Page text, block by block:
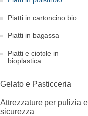
Piatti in cartoncino bio
Piatti in bagassa
Piatti e ciotole in
bioplastica
Gelato e Pasticceria
Attrezzature per pulizia e
sicurezza